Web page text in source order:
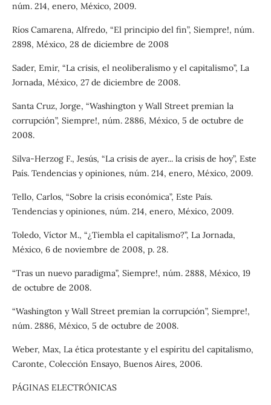
núm. 214, enero, México, 2009.
Ríos Camarena, Alfredo, “El principio del fin”, Siempre!, núm.
2898, México, 28 de diciembre de 2008
Sader, Emir, “La crisis, el neoliberalismo y el capitalismo”, La
Jornada, México, 27 de diciembre de 2008.
Santa Cruz, Jorge, “Washington y Wall Street premian la
corrupción”, Siempre!, núm. 2886, México, 5 de octubre de
2008.
Silva-Herzog F., Jesús, “La crisis de ayer... la crisis de hoy”, Este
País. Tendencias y opiniones, núm. 214, enero, México, 2009.
Tello, Carlos, “Sobre la crisis económica”, Este País.
Tendencias y opiniones, núm. 214, enero, México, 2009.
Toledo, Víctor M., “¿Tiembla el capitalismo?”, La Jornada,
México, 6 de noviembre de 2008, p. 28.
“Tras un nuevo paradigma”, Siempre!, núm. 2888, México, 19
de octubre de 2008.
“Washington y Wall Street premian la corrupción”, Siempre!,
núm. 2886, México, 5 de octubre de 2008.
Weber, Max, La ética protestante y el espíritu del capitalismo,
Caronte, Colección Ensayo, Buenos Aires, 2006.
PÁGINAS ELECTRÓNICAS